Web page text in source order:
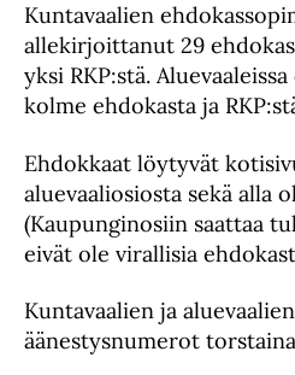
Kuntavaalien
allekirjoittanut 29
yksi RKP:stä.
kolme ehdokasta ja
Ehdokkaat löytyvät
aluevaaliosiosta sekä alla
(Kaupunginosiin saattaa
eivät ole virallisia
Kuntavaalien ja
äänestysnumerot